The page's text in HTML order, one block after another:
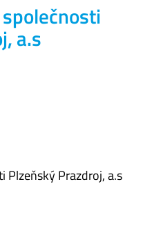
a.s
Plzeňský Prazdroj, a.s